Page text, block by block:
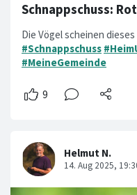
Schnappschuss:
Die Vögel scheinen
#Schnappschuss
#MeineGemeinde